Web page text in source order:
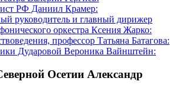
РФ Даниил Крамер:
руководитель и главный дирижер
оркестра Ксения Жарко:
профессор Татьяна Батагова:
Дударовой Вероника Вайнштейн:
Осетии Александр